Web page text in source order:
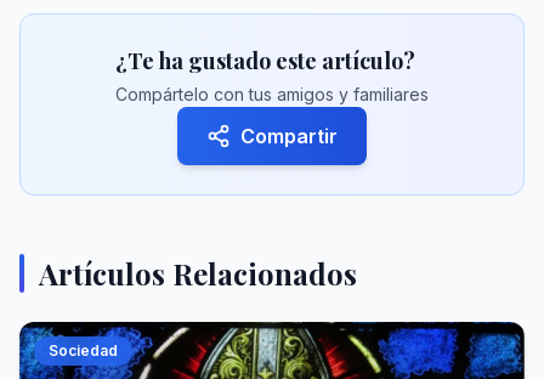
¿Te ha gustado este artículo?
Compártelo con tus amigos y familiares
Compartir
Artículos Relacionados
Sociedad